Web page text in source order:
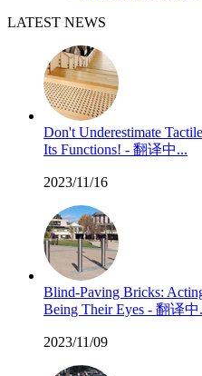
LATEST NEWS
Don't Underestimate
Its Functions! - 翻译中...
2023/11/16
Blind-Paving Bricks:
Being Their Eyes - 翻译中
2023/11/09